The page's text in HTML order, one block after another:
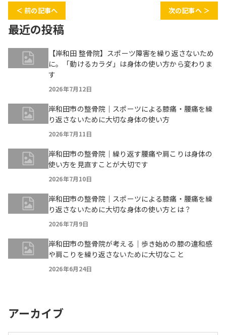
＜ 前の記事へ 次の記事へ ＞
最近の投稿
【岸和田 整骨院】スポーツ障害を繰り返さないため
に。「動けるカラダ」は身体の使い方から変わりま
す
2026年7月12日
岸和田市の整骨院｜スポーツによる膝痛・腰痛を繰
り返さないために大切な身体の使い方
2026年7月11日
岸和田市の整骨院｜繰り返す腰痛や肩こりは身体の
使い方を見直すことが大切です
2026年7月10日
岸和田市の整骨院｜スポーツによる膝痛・腰痛を繰
り返さないために大切な身体の使い方とは？
2026年7月9日
岸和田市の整骨院が考える｜歩き始めの膝の違和感
や肩こりを繰り返さないために大切なこと
2026年6月24日
アーカイブ